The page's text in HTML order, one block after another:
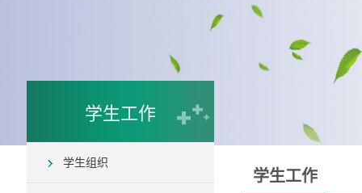
学生工作
学生组织
学生工作